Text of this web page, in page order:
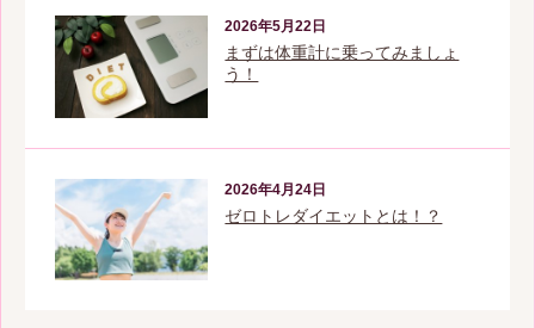
2026年5月22日
まずは体重計に乗ってみましょ
う！
2026年4月24日
ゼロトレダイエットとは！？